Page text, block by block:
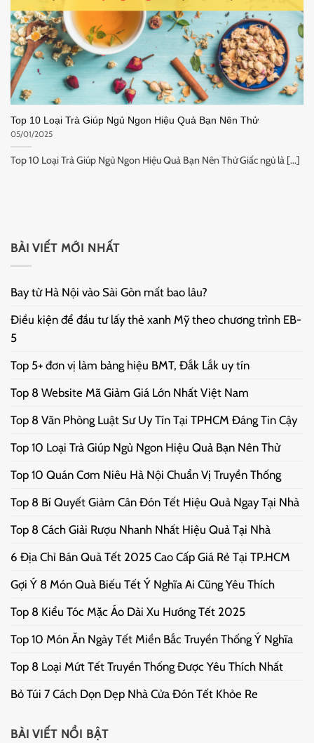
Top 10 Loại Trà Giúp Ngủ Ngon Hiệu Quả Bạn Nên Thử
05/01/2025
Top 10 Loại Trà Giúp Ngủ Ngon Hiệu Quả Bạn Nên Thử Giấc ngủ là [...]
BÀI VIẾT MỚI NHẤT
Bay từ Hà Nội vào Sài Gòn mất bao lâu?
Điều kiện để đầu tư lấy thẻ xanh Mỹ theo chương trình EB-
5
Top 5+ đơn vị làm bảng hiệu BMT, Đắk Lắk uy tín
Top 8 Website Mã Giảm Giá Lớn Nhất Việt Nam
Top 8 Văn Phòng Luật Sư Uy Tín Tại TPHCM Đáng Tin Cậy
Top 10 Loại Trà Giúp Ngủ Ngon Hiệu Quả Bạn Nên Thử
Top 10 Quán Cơm Niêu Hà Nội Chuẩn Vị Truyền Thống
Top 8 Bí Quyết Giảm Cân Đón Tết Hiệu Quả Ngay Tại Nhà
Top 8 Cách Giải Rượu Nhanh Nhất Hiệu Quả Tại Nhà
6 Địa Chỉ Bán Quà Tết 2025 Cao Cấp Giá Rẻ Tại TP.HCM
Gợi Ý 8 Món Quà Biếu Tết Ý Nghĩa Ai Cũng Yêu Thích
Top 8 Kiểu Tóc Mặc Áo Dài Xu Hướng Tết 2025
Top 10 Món Ăn Ngày Tết Miền Bắc Truyền Thống Ý Nghĩa
Top 8 Loại Mứt Tết Truyền Thống Được Yêu Thích Nhất
Bỏ Túi 7 Cách Dọn Dẹp Nhà Cửa Đón Tết Khỏe Re
BÀI VIẾT NỔI BẬT